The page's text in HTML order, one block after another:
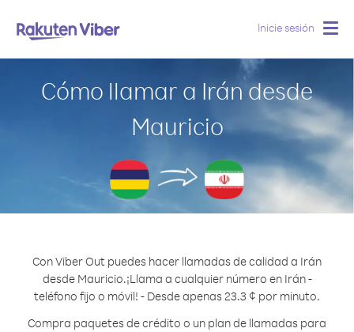
Inicie sesión
Cómo llamar a Irán desde
Mauricio
Con Viber Out puedes hacer llamadas de calidad a Irán
desde Mauricio.¡Llama a cualquier número en Irán -
teléfono fijo o móvil! - Desde apenas 23.3 ¢ por minuto.
Compra paquetes de crédito o un plan de llamadas para